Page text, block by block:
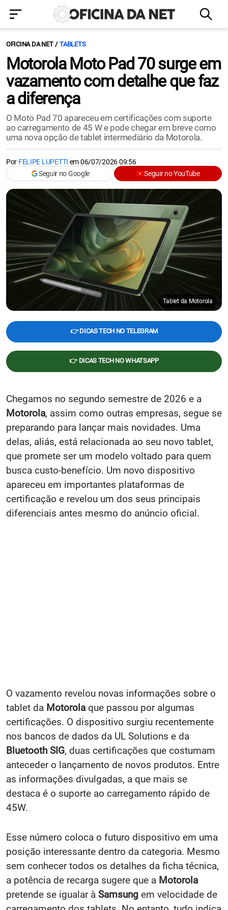
OFICINA DA NET TABLETS
Motorola Moto Pad 70 surge em
vazamento com detalhe que faz
a diferença
O Moto Pad 70 apareceu em certificações com suporte
ao carregamento de 45 W e pode chegar em breve como
uma nova opção de tablet intermediário da Motorola.
Por FELIPE LUPETTI em06/07/2026 09:56
Seguir no Google
Seguir no YouTube
Tablet da Motorola
👉 DICAS TECH NO TELEGRAM
👉 DICAS TECH NO WHATSAPP
Chegamos no segundo semestre de 2026 e a
Motorola, assim como outras empresas, segue se
preparando para lançar mais novidades. Uma
delas, aliás, está relacionada ao seu novo tablet,
que promete ser um modelo voltado para quem
busca custo-benefício. Um novo dispositivo
apareceu em importantes plataformas de
certificação e revelou um dos seus principais
diferenciais antes mesmo do anúncio oficial.
O vazamento revelou novas informações sobre o
tablet da Motorola que passou por algumas
certificações. O dispositivo surgiu recentemente
nos bancos de dados da UL Solutions e da
Bluetooth SIG, duas certificações que costumam
anteceder o lançamento de novos produtos. Entre
as informações divulgadas, a que mais se
destaca é o suporte ao carregamento rápido de
45W.
Esse número coloca o futuro dispositivo em uma
posição interessante dentro da categoria. Mesmo
sem conhecer todos os detalhes da ficha técnica,
a potência de recarga sugere que a Motorola
pretende se igualar à Samsung em velocidade de